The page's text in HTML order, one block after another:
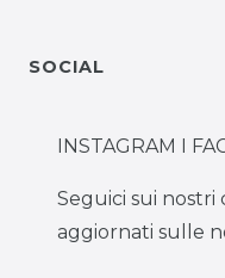
SOCIAL
INSTAGRAM I
Seguici sui nostri
aggiornati sulle